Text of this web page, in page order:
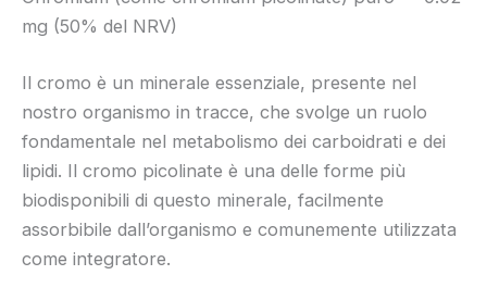
mg (50% del NRV)
Il cromo è un minerale essenziale, presente nel
nostro organismo in tracce, che svolge un ruolo
fondamentale nel metabolismo dei carboidrati e dei
lipidi. Il cromo picolinate è una delle forme più
biodisponibili di questo minerale, facilmente
assorbibile dall’organismo e comunemente utilizzata
come integratore.